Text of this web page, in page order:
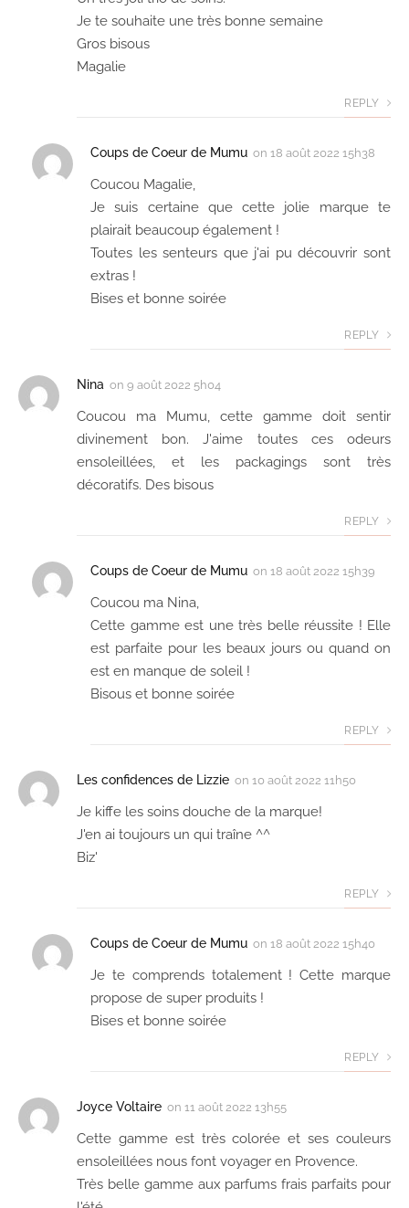
Je te souhaite une très bonne semaine
Gros bisous
Magalie
REPLY
Coups de Coeur de Mumu on 18 août 2022 15h38
Coucou Magalie,
Je suis certaine que cette jolie marque te
plairait beaucoup également !
Toutes les senteurs que j'ai pu découvrir sont
extras !
Bises et bonne soirée
REPLY
Nina on 9 août 2022 5h04
Coucou ma Mumu, cette gamme doit sentir
divinement bon. J'aime toutes ces odeurs
ensoleillées, et les packagings sont très
décoratifs. Des bisous
REPLY
Coups de Coeur de Mumu on 18 août 2022 15h39
Coucou ma Nina,
Cette gamme est une très belle réussite ! Elle
est parfaite pour les beaux jours ou quand on
est en manque de soleil !
Bisous et bonne soirée
REPLY
Les confidences de Lizzie on 10 août 2022 11h50
Je kiffe les soins douche de la marque!
J'en ai toujours un qui traîne ^^
Biz'
REPLY
Coups de Coeur de Mumu on 18 août 2022 15h40
Je te comprends totalement ! Cette marque
propose de super produits !
Bises et bonne soirée
REPLY
Joyce Voltaire on 11 août 2022 13h55
Cette gamme est très colorée et ses couleurs
ensoleillées nous font voyager en Provence.
Très belle gamme aux parfums frais parfaits pour